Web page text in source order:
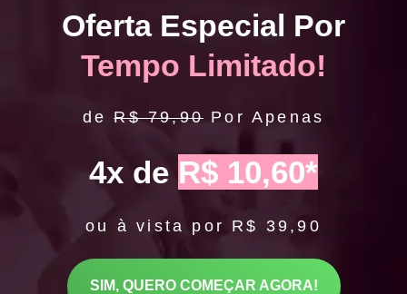
Oferta Especial Por
Tempo Limitado!
deR$ 79,90 Por Apenas
4x de R$ 10,60*
ou à vista por R$ 39,90
SIM, QUERO COMEÇAR AGORA!